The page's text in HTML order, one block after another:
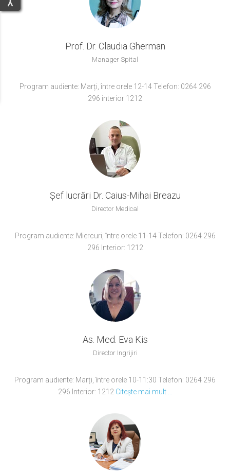
programul național de tratament al surdității prin proteze
proteze auditive baha;
program național de diagnostic și tratament cu ajutorul
subprogram de tratament al hidrocefaliei congenitale sau
Prof. Dr. Claudia Gherman
Manager Spital
Program audiente: Marți, între orele 12-14 Telefon: 0264 296
296 interior 1212
Șef lucrări Dr. Caius-Mihai Breazu
Director Medical
Program audiente: Miercuri, între orele 11-14 Telefon: 0264 296
296 Interior: 1212
As. Med. Eva Kis
Director Ingrijiri
Program audiente: Marți, între orele 10-11:30 Telefon: 0264 296
296 Interior: 1212 Citește mai mult ...